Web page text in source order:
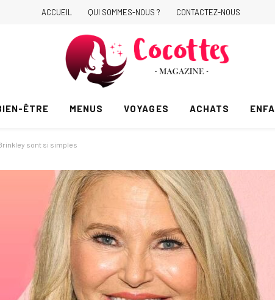
ACCUEIL QUI SOMMES-NOUS ? CONTACTEZ-NOUS
ÊTRE MENUS VOYAGES ACHATS
sont si simples